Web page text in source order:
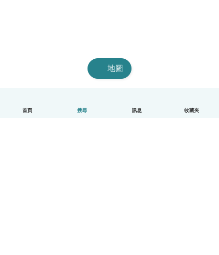
首頁 搜尋 訊息 收藏夾
地圖